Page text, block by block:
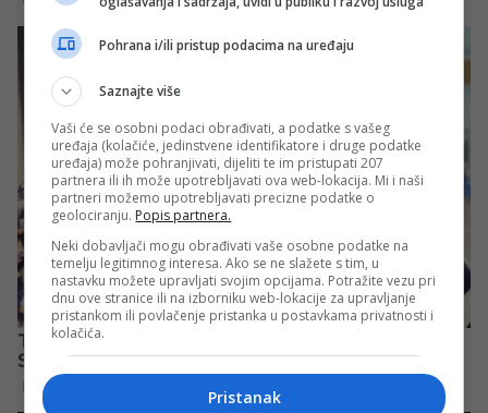
Pohrana i/ili pristup podacima na uređaju
Saznajte više
Vaši će se osobni podaci obrađivati, a podatke s vašeg
uređaja (kolačiće, jedinstvene identifikatore i druge podatke
uređaja) može pohranjivati, dijeliti te im pristupati 207
partnera ili ih može upotrebljavati ova web-lokacija. Mi i naši
partneri možemo upotrebljavati precizne podatke o
geolociranju. Popis partnera.
Neki dobavljači mogu obrađivati vaše osobne podatke na
temelju legitimnog interesa. Ako se ne slažete s tim, u
nastavku možete upravljati svojim opcijama. Potražite vezu pri
dnu ove stranice ili na izborniku web-lokacije za upravljanje
pristankom ili povlačenje pristanka u postavkama privatnosti i
kolačića.
Pristanak